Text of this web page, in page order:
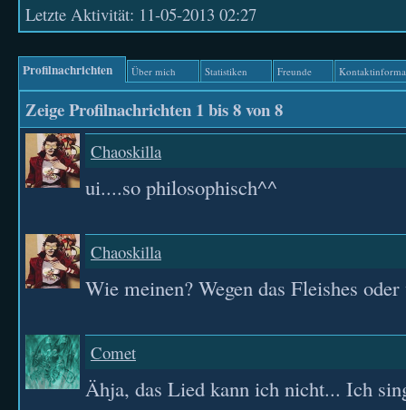
Letzte Aktivität: 11-05-2013 02:27
Profilnachrichten Über mich Statistiken Freunde
Zeige Profilnachrichten 1 bis8von8
Chaoskilla
ui....so philosophisch^^
Chaoskilla
Wie meinen? Wegen das Fleishes
Comet
Ähja, das Lied kann ich nicht... Ich